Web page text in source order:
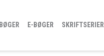
BØGER E-BØGER SKRIFTSERIER